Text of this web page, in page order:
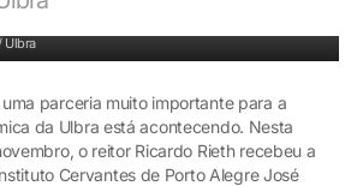
Ulbra
parceria muito importante para a
da Ulbra está acontecendo. Nesta
o reitor Ricardo Rieth recebeu a
Cervantes de Porto Alegre José